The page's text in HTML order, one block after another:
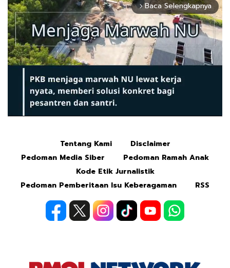
arrow_forward_ios Baca Selengkapnya
Tentang Kami
Disclaimer
Pedoman Media Siber
Pedoman Ramah Anak
Kode Etik Jurnalistik
Pedoman Pemberitaan Isu Keberagaman
RSS